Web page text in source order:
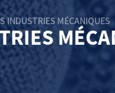
INDUSTRIES MÉCANIQUES